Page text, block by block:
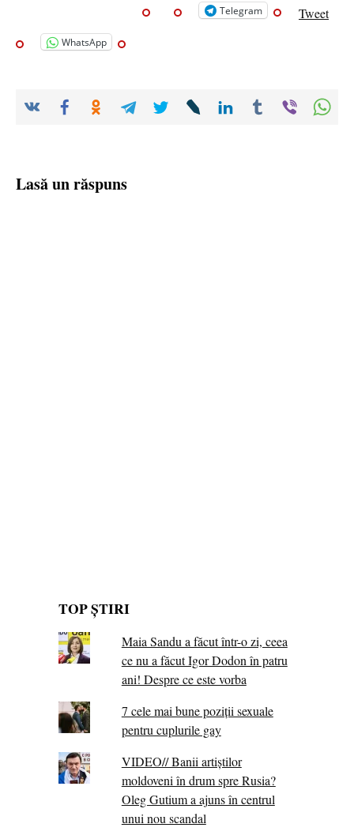
Telegram Tweet
WhatsApp
Lasă un răspuns
TOP ȘTIRI
Maia Sandu a făcut într-o zi, ceea
ce nu a făcut Igor Dodon în patru
ani! Despre ce este vorba
7 cele mai bune poziții sexuale
pentru cuplurile gay
VIDEO// Banii artiștilor
moldoveni în drum spre Rusia?
Oleg Gutium a ajuns în centrul
unui nou scandal